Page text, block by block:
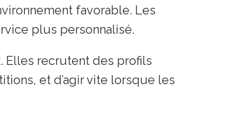
favorable. Les
plus personnalisé.
Elles recrutent des profils
et d’agir vite lorsque les